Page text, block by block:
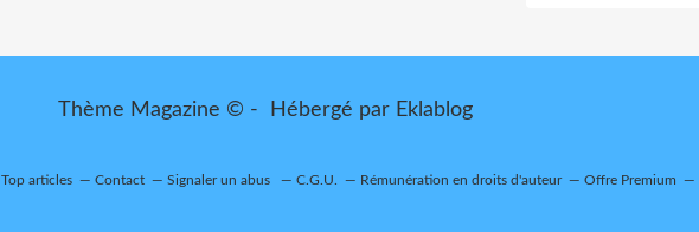
Thème Magazine © - Hébergé par Eklablog
Top articles Contact Signaler un abus C.G.U. Rémunération en droits d'auteur Offre Premium